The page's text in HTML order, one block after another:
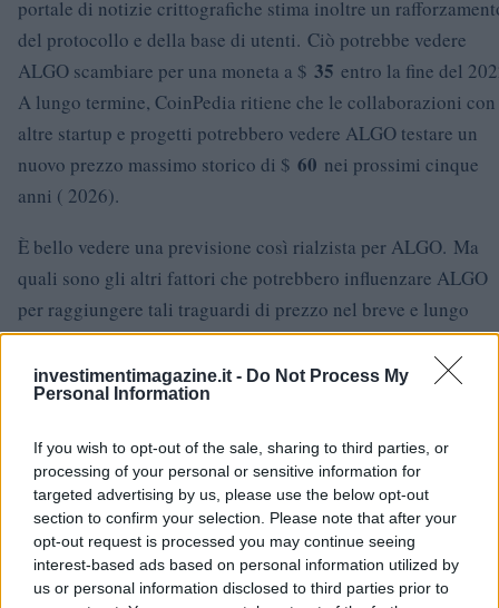
investimentimagazine.it - Do Not Process My
Personal Information
If you wish to opt-out of the sale, sharing to third parties, or
processing of your personal or sensitive information for
targeted advertising by us, please use the below opt-out
section to confirm your selection. Please note that after your
opt-out request is processed you may continue seeing
interest-based ads based on personal information utilized by
us or personal information disclosed to third parties prior to
portale di notizie crittografiche stima inoltre un
del protocollo e della base di utenti. Ciò potrebbe vedere
ALGO scambiare per una moneta a $ 35 entro la fine del
A lungo termine, CoinPedia ritiene che le collaborazioni con
altre startup e progetti potrebbero vedere ALGO testare un
nuovo prezzo massimo storico di $ 60 nei prossimi cinque
anni ( 2026).
È bello vedere una previsione così rialzista per ALGO. Ma
quali sono gli altri fattori che potrebbero influenzare ALGO
per raggiungere tali traguardi di prezzo nel breve e lungo
termine?
Nel maggio 2021, è stato annunciato attraverso MEDIOin un
Ecosystem .Algorand darà il benvenuto all’asset digitale
“minter”,ALGOMINTnel terzo trimestre del 2021. La
piattaforma è stata costruita da Michael CottoneAJ Milne
Meld Gold. Secondo il rapporto su Medium,ciò porterà una
vasta liquidità alla rete per sbloccare il potenziale illimitato